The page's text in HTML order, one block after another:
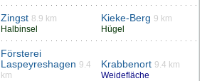
Zingst 8.9 km
Halbinsel
Kieke-Berg 9 km
Hügel
Försterei
Laspeyreshagen 9.4
km
Krabbenort 9.4 km
Weidefläche